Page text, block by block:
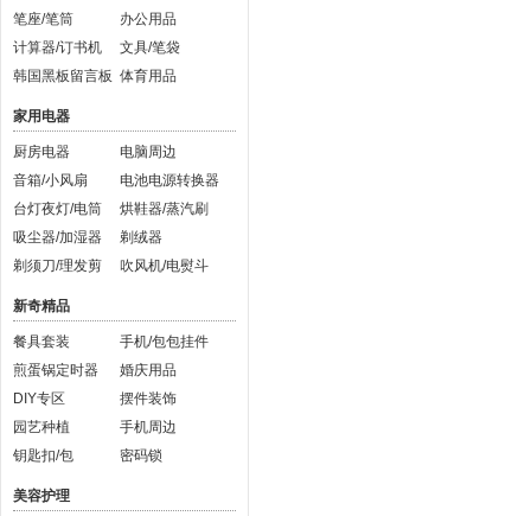
笔座/笔筒
办公用品
计算器/订书机
文具/笔袋
韩国黑板留言板 体育用品
家用电器
厨房电器
电脑周边
音箱/小风扇
电池电源转换器
台灯夜灯/电筒
烘鞋器/蒸汽刷
吸尘器/加湿器
剃绒器
剃须刀/理发剪
吹风机/电熨斗
新奇精品
餐具套装
手机/包包挂件
煎蛋锅定时器
婚庆用品
DIY专区
摆件装饰
园艺种植
手机周边
钥匙扣/包
密码锁
美容护理